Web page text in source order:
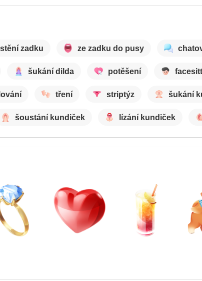
zadku ze zadku do pusy
šukání dilda potěšení
tření striptýz šukání
šoustání kundiček lízání kundiček